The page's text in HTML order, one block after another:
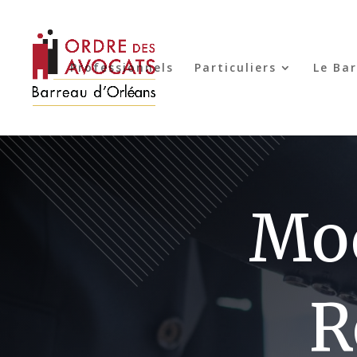
Professionnels Particuliers Le